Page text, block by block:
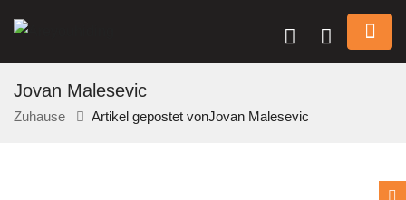
Jovan Malesevic
Zuhause Artikel gepostet vonJovan Malesevic